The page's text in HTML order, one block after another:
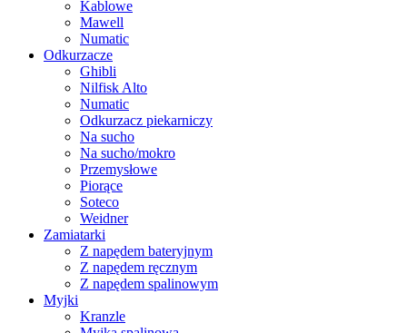
Kablowe
Mawell
Numatic
Odkurzacze
Ghibli
Nilfisk Alto
Numatic
Odkurzacz piekarniczy
Na sucho
Na sucho/mokro
Przemysłowe
Piorące
Soteco
Weidner
Zamiatarki
Z napędem bateryjnym
Z napędem ręcznym
Z napędem spalinowym
Myjki
Kranzle